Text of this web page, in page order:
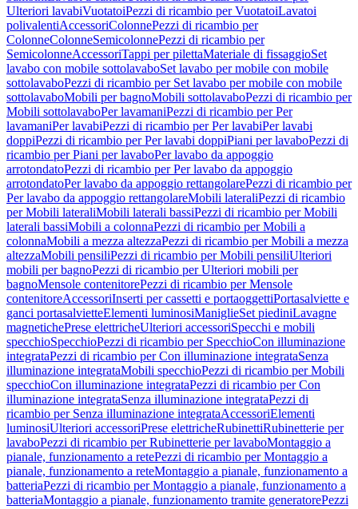
Ulteriori lavabiVuotatoiPezzi di ricambio per VuotatoiLavatoi
polivalentiAccessoriColonnePezzi di ricambio per
ColonneColonneSemicolonnePezzi di ricambio per
SemicolonneAccessoriTappi per pilettaMateriale di fissaggioSet
lavabo con mobile sottolavaboSet lavabo per mobile con mobile
sottolavaboPezzi di ricambio per Set lavabo per mobile con mobile
sottolavaboMobili per bagnoMobili sottolavaboPezzi di ricambio per
Mobili sottolavaboPer lavamaniPezzi di ricambio per Per
lavamaniPer lavabiPezzi di ricambio per Per lavabiPer lavabi
doppiPezzi di ricambio per Per lavabi doppiPiani per lavaboPezzi di
ricambio per Piani per lavaboPer lavabo da appoggio
arrotondatoPezzi di ricambio per Per lavabo da appoggio
arrotondatoPer lavabo da appoggio rettangolarePezzi di ricambio per
Per lavabo da appoggio rettangolareMobili lateraliPezzi di ricambio
per Mobili lateraliMobili laterali bassiPezzi di ricambio per Mobili
laterali bassiMobili a colonnaPezzi di ricambio per Mobili a
colonnaMobili a mezza altezzaPezzi di ricambio per Mobili a mezza
altezzaMobili pensiliPezzi di ricambio per Mobili pensiliUlteriori
mobili per bagnoPezzi di ricambio per Ulteriori mobili per
bagnoMensole contenitorePezzi di ricambio per Mensole
contenitoreAccessoriInserti per cassetti e portaoggettiPortasalviette e
ganci portasalvietteElementi luminosiManiglieSet piediniLavagne
magnetichePrese elettricheUlteriori accessoriSpecchi e mobili
specchioSpecchioPezzi di ricambio per SpecchioCon illuminazione
integrataPezzi di ricambio per Con illuminazione integrataSenza
illuminazione integrataMobili specchioPezzi di ricambio per Mobili
specchioCon illuminazione integrataPezzi di ricambio per Con
illuminazione integrataSenza illuminazione integrataPezzi di
ricambio per Senza illuminazione integrataAccessoriElementi
luminosiUlteriori accessoriPrese elettricheRubinettiRubinetterie per
lavaboPezzi di ricambio per Rubinetterie per lavaboMontaggio a
pianale, funzionamento a retePezzi di ricambio per Montaggio a
pianale, funzionamento a reteMontaggio a pianale, funzionamento a
batteriaPezzi di ricambio per Montaggio a pianale, funzionamento a
batteriaMontaggio a pianale, funzionamento tramite generatorePezzi